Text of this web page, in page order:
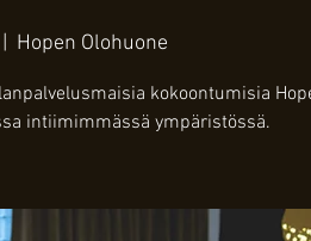
Hopen Olohuone
kokoontumisia
intiimimmässä ympäristössä.